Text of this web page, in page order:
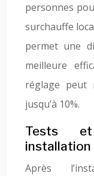
personnes
surchauffe
permet une
meilleure
réglage peut
jusqu’à 10%.
Tests
installation
Après